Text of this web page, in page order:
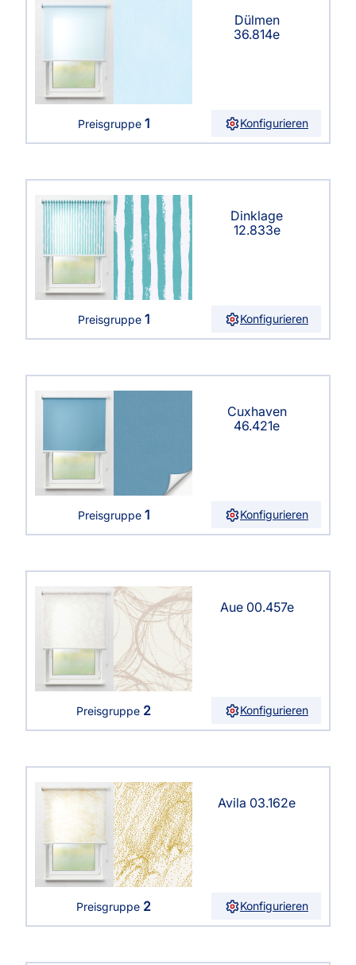
Dülmen
36.814e
Preisgruppe 1 Konfigurieren
Dinklage
12.833e
Preisgruppe 1 Konfigurieren
Cuxhaven
46.421e
Preisgruppe 1 Konfigurieren
Aue 00.457e
Preisgruppe 2 Konfigurieren
Avila 03.162e
Preisgruppe 2 Konfigurieren